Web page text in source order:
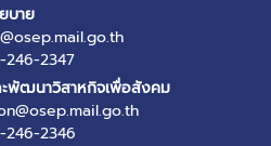
บาย
246-2347
พัฒนาวิสาหกิจเพื่อสังคม
246-2346